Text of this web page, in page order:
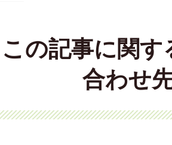
この記事に関す
合わせ